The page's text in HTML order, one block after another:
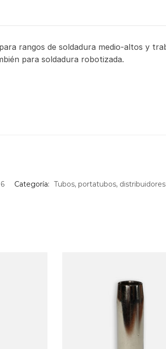
rangos de soldadura medio-altos y
para soldadura robotizada.
Categoría: Tubos, portatubos, distribuidores